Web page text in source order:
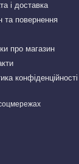
і доставка
та повернення
про магазин
конфіденційності